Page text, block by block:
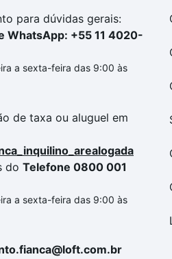
para dúvidas gerais:
WhatsApp: +55 11 4020-
a sexta-feira das 9:00 às
de taxa ou aluguel em
do Telefone 0800 001
a sexta-feira das 9:00 às